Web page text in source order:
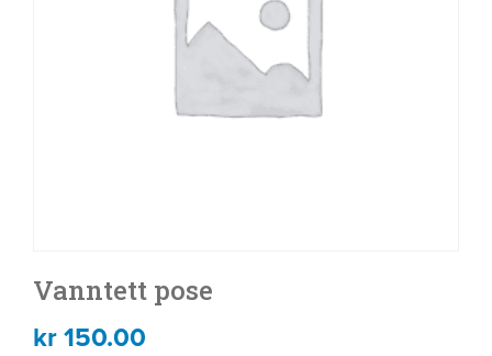
Vanntett pose
kr150.00